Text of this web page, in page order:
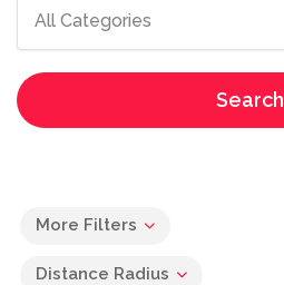
All Categories
Search
More Filters
Distance Radius